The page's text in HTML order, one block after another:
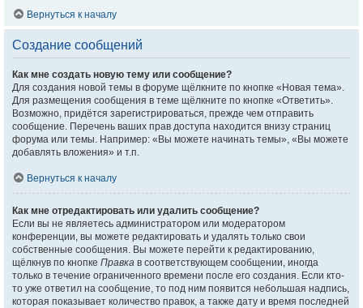
Вернуться к началу
Создание сообщений
Как мне создать новую тему или сообщение?
Для создания новой темы в форуме щёлкните по кнопке «Новая тема».
Для размещения сообщения в теме щёлкните по кнопке «Ответить».
Возможно, придётся зарегистрироваться, прежде чем отправить
сообщение. Перечень ваших прав доступа находится внизу страниц
форума или темы. Например: «Вы можете начинать темы», «Вы можете
добавлять вложения» и т.п.
Вернуться к началу
Как мне отредактировать или удалить сообщение?
Если вы не являетесь администратором или модератором
конференции, вы можете редактировать и удалять только свои
собственные сообщения. Вы можете перейти к редактированию,
щёлкнув по кнопке Правка в соответствующем сообщении, иногда
только в течение ограниченного времени после его создания. Если кто-
то уже ответил на сообщение, то под ним появится небольшая надпись,
которая показывает количество правок, а также дату и время последней